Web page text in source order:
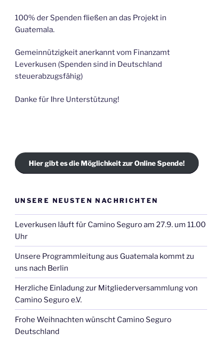
100% der Spenden fließen an das Projekt in
Guatemala.
Gemeinnützigkeit anerkannt vom Finanzamt
Leverkusen (Spenden sind in Deutschland
steuerabzugsfähig)
Danke für Ihre Unterstützung!
Hier gibt es die Möglichkeit zur Online Spende!
UNSERE NEUSTEN NACHRICHTEN
Leverkusen läuft für Camino Seguro am 27.9. um 11.00
Uhr
Unsere Programmleitung aus Guatemala kommt zu
uns nach Berlin
Herzliche Einladung zur Mitgliederversammlung von
Camino Seguro e.V.
Frohe Weihnachten wünscht Camino Seguro
Deutschland